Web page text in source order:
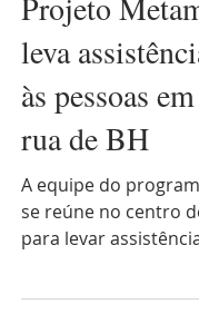
Projeto
leva
às pessoas
rua de BH
se reúne no centro